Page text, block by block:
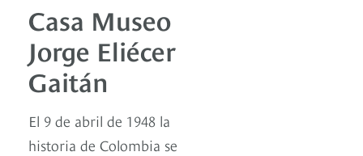
Casa Museo
Jorge Eliécer
Gaitán
El 9 de abril de 1948 la
historia de Colombia se